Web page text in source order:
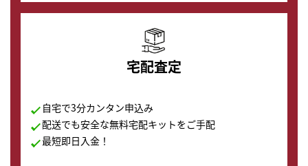
宅配査定
自宅で3分カンタン申込み
配送でも安全な無料宅配キットをご手配
最短即日入金！